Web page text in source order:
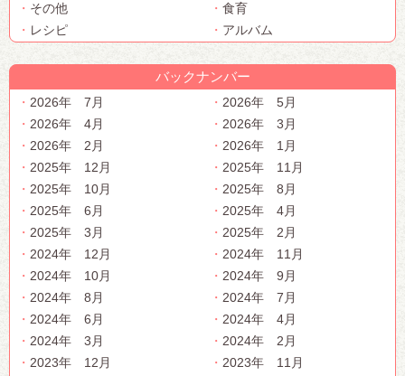
その他
食育
レシピ
アルバム
バックナンバー
2026年 7月
2026年 5月
2026年 4月
2026年 3月
2026年 2月
2026年 1月
2025年 12月
2025年 11月
2025年 10月
2025年 8月
2025年 6月
2025年 4月
2025年 3月
2025年 2月
2024年 12月
2024年 11月
2024年 10月
2024年 9月
2024年 8月
2024年 7月
2024年 6月
2024年 4月
2024年 3月
2024年 2月
2023年 12月
2023年 11月